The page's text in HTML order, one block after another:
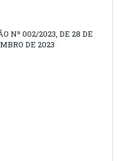
Nº 002/2023, DE 28 DE
DE 2023